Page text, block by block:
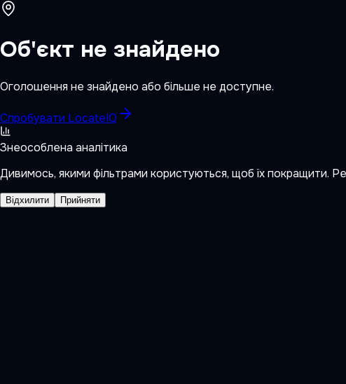
Об'єкт не знайдено
Оголошення не знайдено або більше не доступне.
Спробувати LocateIQ
Знеособлена аналітика
Дивимось, якими фільтрами користуються, щоб їх покращити.
Відхилити Прийняти